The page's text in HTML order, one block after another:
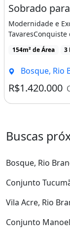
Modernidade e
154m² de Área 3
Bosque, Rio
R$1.420.000
Buscas
Bosque, Rio
Conjunto
Vila Acre, Rio
Conjunto